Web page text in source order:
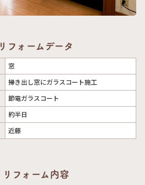
リフォームデータ
窓
掃き出し窓にガラスコート施工
節電ガラスコート
約半日
近藤
リフォーム内容